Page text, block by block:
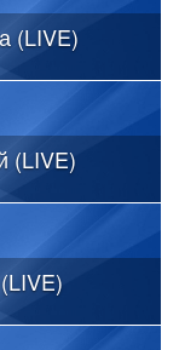
(LIVE)
(LIVE)